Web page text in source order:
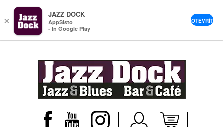
×
JAZZ DOCK
AppSisto
- In Google Play
OTEVŘÍT